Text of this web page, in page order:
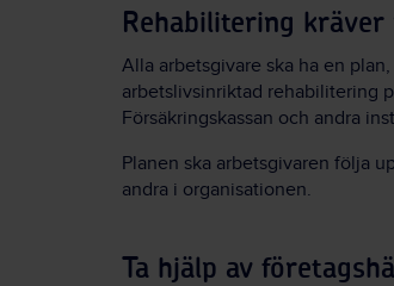
Rehabilitering
Alla arbetsgivare ska ha en
arbetslivsinriktad rehabilitering
Försäkringskassan och andra
Planen ska arbetsgivaren följa
andra i organisationen.
Ta hjälp av